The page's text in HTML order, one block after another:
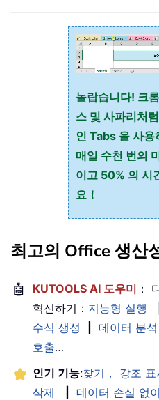
놀랍습니다! 크
스 및 사파리처
인 Tabs 을 사용
매일 수천 번의
이고 50% 의 시
요！
최고의 Office 생산
🤖 KUTOOLS AI 도우미 ：
혁신하기： 지능형 실행
수식 생성
데이터 분
호출…
인기 기능:찾기， 강조
삭제
데이터 손실 없